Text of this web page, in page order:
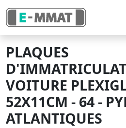
PLAQUES
VOITURE
52X11CM - 64 -
ATLANTIQUES